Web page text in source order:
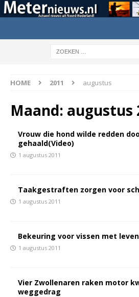
HOME 2011 augustus
Maand: augustus
Vrouw die hond wilde redden
gehaald(Video)
1 augustus 2011
Taakgestraften zorgen voor
1 augustus 2011
Bekeuring voor vissen met
1 augustus 2011
Vier Zwollenaren raken motor
weggedrag